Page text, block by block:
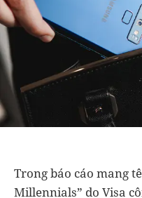
Trong báo cáo mang
Millennials” do Visa